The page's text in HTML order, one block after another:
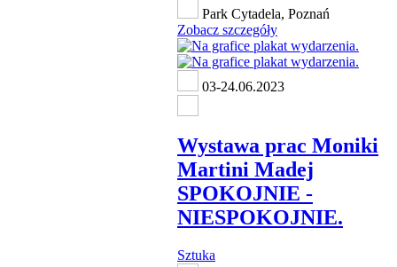
Park Cytadela, Poznań
Zobacz szczegóły
03-24.06.2023
Wystawa prac Moniki
Martini Madej
SPOKOJNIE -
NIESPOKOJNIE.
Sztuka